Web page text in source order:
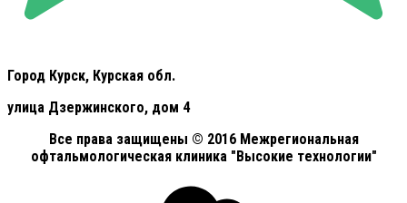
Город Курск, Курская обл.
улица Дзержинского, дом 4
Все права защищены © 2016 Межрегиональная
офтальмологическая клиника "Высокие технологии"